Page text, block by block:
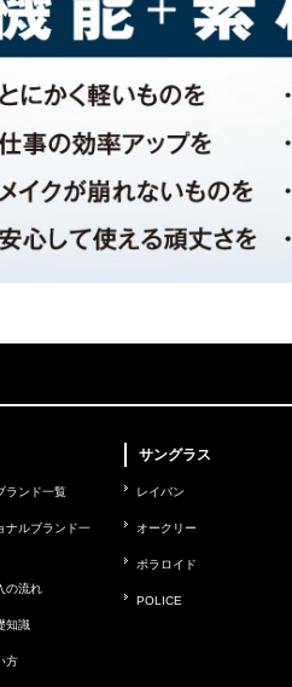
ランド一覧
ナルブランド一
の流れ
知識
方
サングラス
レイバン
オークリー
ポラロイド
POLICE